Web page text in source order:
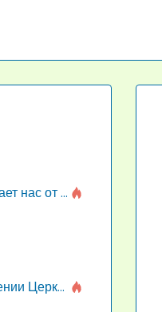
1554 – Что или кто останавливает нас от созидания строения Божия
1553 – Помышление о восхищении Церкви на бракосочетании, во всякое время